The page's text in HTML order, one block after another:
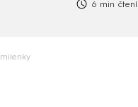
6 min čtení
milenky